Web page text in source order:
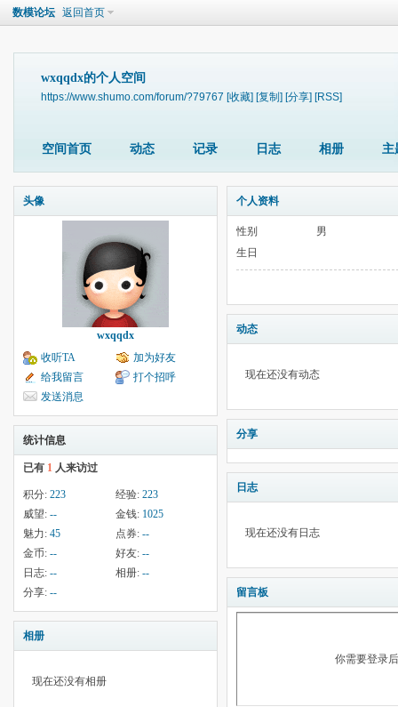
数模论坛 返回首页
wxqqdx的个人空间
https://www.shumo.com/forum/?79767 [收藏] [复制] [分享] [RSS]
空间首页 动态 记录 日志 相册 主
头像
wxqqdx
收听TA
加为好友
给我留言
打个招呼
发送消息
统计信息
已有 1 人来访过
积分: 223 经验: 223
威望: -- 金钱: 1025
魅力: 45 点券: --
金币: -- 好友: --
日志: -- 相册: --
分享: --
相册
现在还没有相册
个人资料
性别
男
生日
动态
现在还没有动态
分享
日志
现在还没有日志
留言板
你需要登录